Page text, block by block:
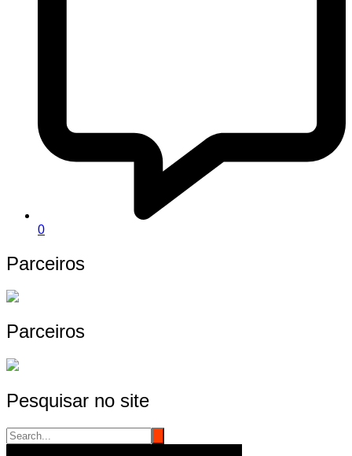
0
Parceiros
Parceiros
Pesquisar no site